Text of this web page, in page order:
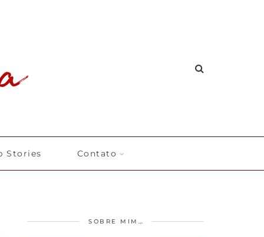
Stories Contato
SOBRE MIM…